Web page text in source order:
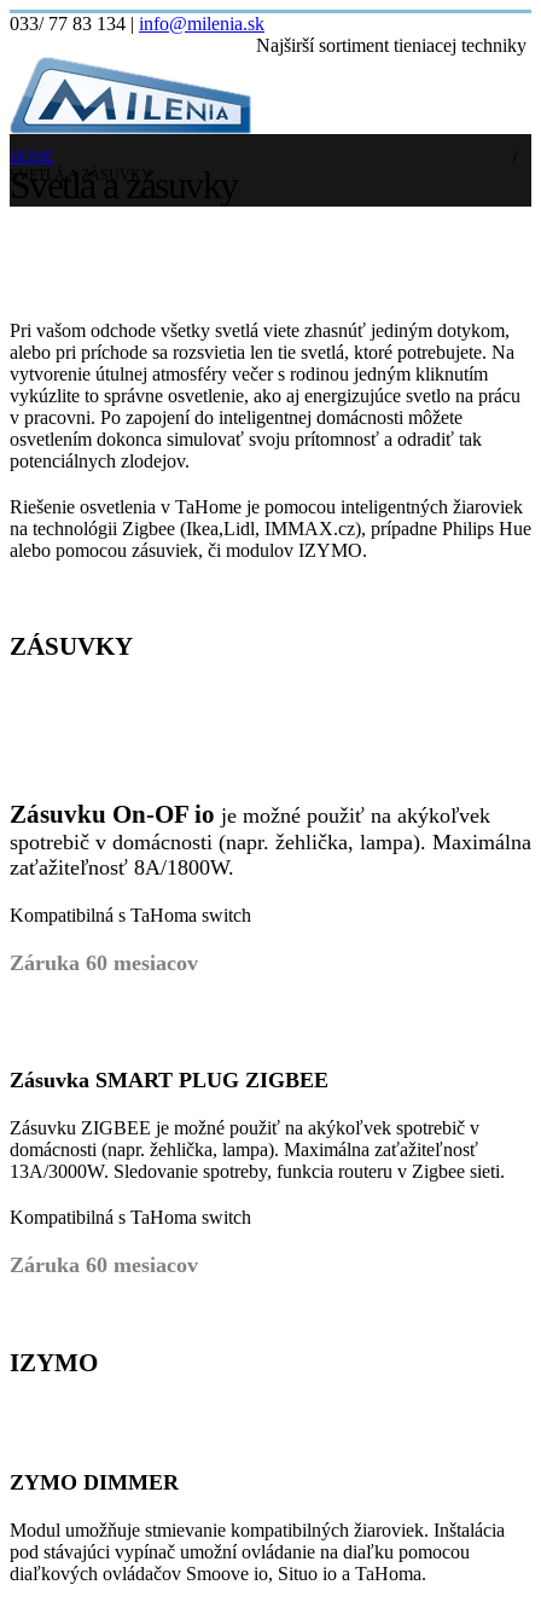
033/ 77 83 134 | info@milenia.sk
Najširší sortiment tieniacej techniky
HOME
Pri vašom odchode všetky svetlá viete zhasnúť jediným dotykom,
alebo pri príchode sa rozsvietia len tie svetlá, ktoré potrebujete. Na
vytvorenie útulnej atmosféry večer s rodinou jedným kliknutím
vykúzlite to správne osvetlenie, ako aj energizujúce svetlo na prácu
v pracovni. Po zapojení do inteligentnej domácnosti môžete
osvetlením dokonca simulovať svoju prítomnosť a odradiť tak
potenciálnych zlodejov.
Riešenie osvetlenia v TaHome je pomocou inteligentných žiaroviek
na technológii Zigbee (Ikea,Lidl, IMMAX.cz), prípadne Philips Hue
alebo pomocou zásuviek, či modulov IZYMO.
ZÁSUVKY
Zásuvku On-OF io je možné použiť na akýkoľvek
spotrebič v domácnosti (napr. žehlička, lampa). Maximálna
zaťažiteľnosť 8A/1800W.
Kompatibilná s TaHoma switch
Záruka 60 mesiacov
Zásuvka SMART PLUG ZIGBEE
Zásuvku ZIGBEE je možné použiť na akýkoľvek spotrebič v
domácnosti (napr. žehlička, lampa). Maximálna zaťažiteľnosť
13A/3000W. Sledovanie spotreby, funkcia routeru v Zigbee sieti.
Kompatibilná s TaHoma switch
Záruka 60 mesiacov
IZYMO
ZYMO DIMMER
Modul umožňuje stmievanie kompatibilných žiaroviek. Inštalácia
pod stávajúci vypínač umožní ovládanie na diaľku pomocou
diaľkových ovládačov Smoove io, Situo io a TaHoma.